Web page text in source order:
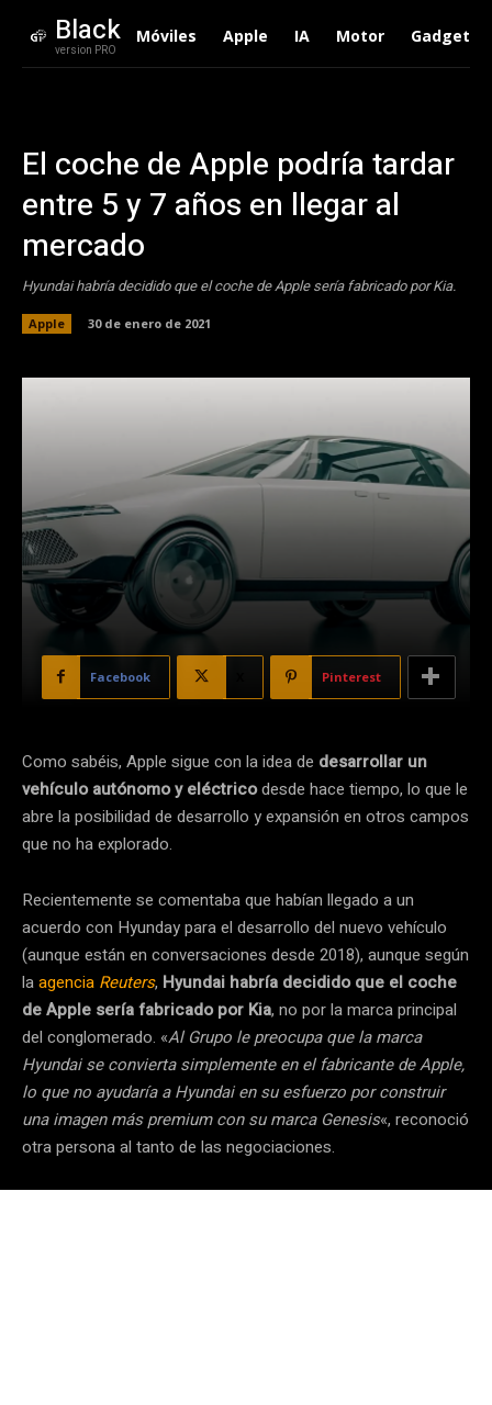
Black
version PRO
Móviles Apple IA Motor Gadgets
El coche de Apple podría tardar
entre 5 y 7 años en llegar al
mercado
Hyundai habría decidido que el coche de Apple sería fabricado por Kia.
Apple 30 de enero de 2021
Facebook Pinterest
Como sabéis, Apple sigue con la idea de desarrollar un
vehículo autónomo y eléctricodesde hace tiempo, lo que le
abre la posibilidad de desarrollo y expansión en otros campos
que no ha explorado.
Recientemente se comentaba que habían llegado a un
acuerdo con Hyunday para el desarrollo del nuevo vehículo
(aunque están en conversaciones desde 2018), aunque según
laagencia Reuters, Hyundai habría decidido que el coche
de Apple sería fabricado por Kia, no por la marca principal
del conglomerado. «Al Grupo le preocupa que la marca
Hyundai se convierta simplemente en el fabricante de Apple,
lo que no ayudaría a Hyundai en su esfuerzo por construir
una imagen más premium con su marca Genesis«, reconoció
otra persona al tanto de las negociaciones.